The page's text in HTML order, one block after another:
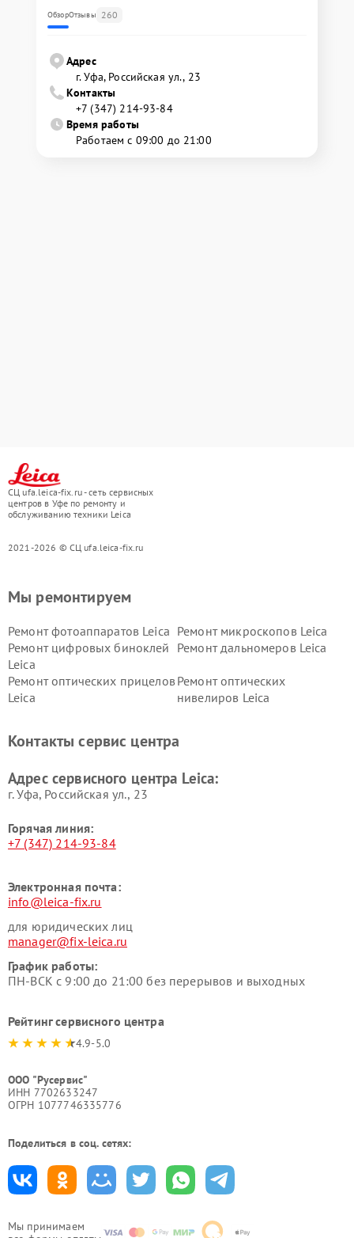
ОбзорОтзывы 260
Адрес
г. Уфа, Российская ул., 23
Контакты
+7 (347) 214-93-84
Время работы
Работаем с 09:00 до 21:00
СЦ ufa.leica-fix.ru - сеть сервисных
центров в Уфе по ремонту и
обслуживанию техники Leica
2021-2026 © СЦ ufa.leica-fix.ru
Мы принимаем
Мы ремонтируем
Ремонт фотоаппаратов Leica Ремонт микроскопов Leica
Ремонт цифровых биноклей
Leica
Ремонт дальномеров Leica
Ремонт оптических прицелов
Leica
Ремонт оптических
нивелиров Leica
Контакты сервис центра
Адрес сервисного центра Leica:
г. Уфа, Российская ул., 23
Горячая линия:
+7 (347) 214-93-84
Электронная почта:
info@leica-fix.ru
для юридических лиц
manager@fix-leica.ru
График работы:
ПН-ВСК с 9:00 до 21:00 без перерывов и выходных
Рейтинг сервисного центра
4.9-5.0
ООО "Русервис"
ИНН 7702633247
ОГРН 1077746335776
Поделиться в соц. сетях: